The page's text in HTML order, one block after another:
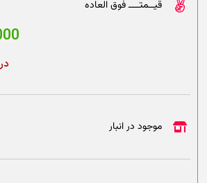
قیــمتــــ فوق العاده
موجود در انبار